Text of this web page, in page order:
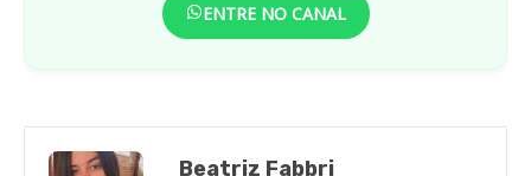
ENTRE NO CANAL
Beatriz Fabbri